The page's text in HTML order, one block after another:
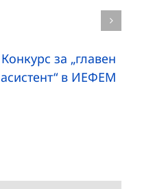
Конкурс за „главен
асистент“ в ИЕФЕМ